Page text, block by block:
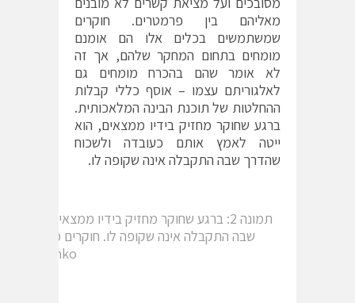
מאליהם בין פרמטרים. חוקרים
שמשתמשים בכלים אלו הם אומנם
מומחים בתחום המחקר שלהם, אך זה
לא אומר שהם בהכרח מומחים גם
לאלגוריתם עצמו – אוסף כללי קבלות
ההחלטות של תוכנת הבינה המלאכותית.
ברגע שחוקר מחזיק בידיו ממצאים, הוא
ייטה לאמץ אותם כעובדה ולשכוח
שהדרך שבה התקבלה אינה שקופה לו.
תמונה 2: ברגע שחוקר מחזיק בידיו ממצאים,
Gorodenko